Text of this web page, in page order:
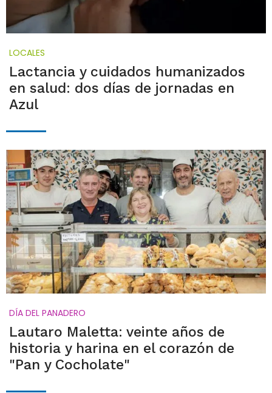
LOCALES
Lactancia y cuidados humanizados
en salud: dos días de jornadas en
Azul
DÍA DEL PANADERO
Lautaro Maletta: veinte años de
historia y harina en el corazón de
"Pan y Cocholate"